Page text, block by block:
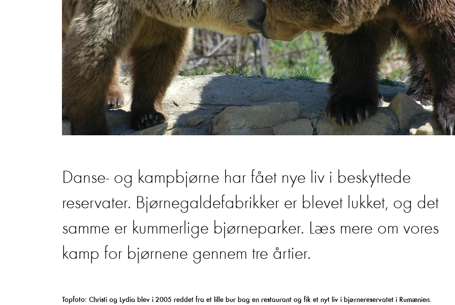
Danse- og kampbjørne har fået nye liv i beskyttede
reservater. Bjørnegaldefabrikker er blevet lukket, og det
samme er kummerlige bjørneparker. Læs mere om vores
kamp for bjørnene gennem tre årtier.
Topfoto: Christi og Lydia blev i 2005 reddet fra et lille bur bag en restaurant og fik et nyt liv i bjørnereservatet i Rumænien.